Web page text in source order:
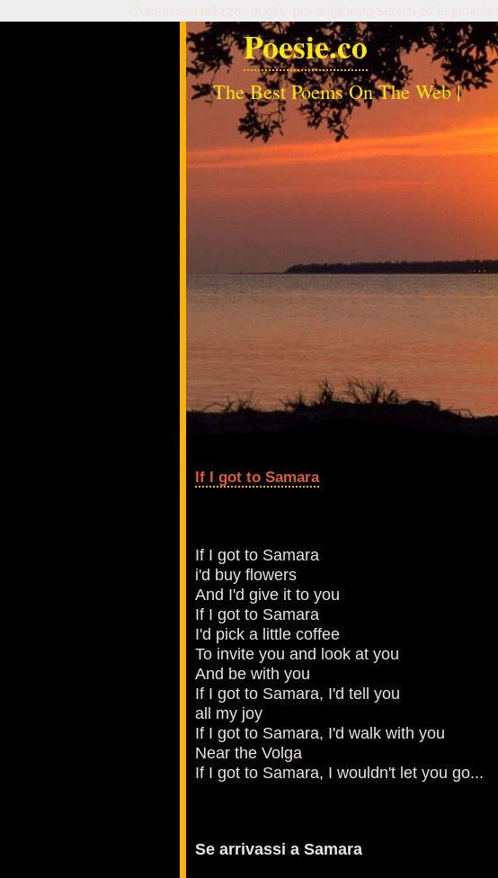
Poesie.co
The Best Poems On The Web |
If I got to Samara
If I got to Samara
i'd buy flowers
And I'd give it to you
If I got to Samara
I'd pick a little coffee
To invite you and look at you
And be with you
If I got to Samara, I'd tell you
all my joy
If I got to Samara, I'd walk with you
Near the Volga
If I got to Samara, I wouldn't let you go...
Se arrivassi a Samara